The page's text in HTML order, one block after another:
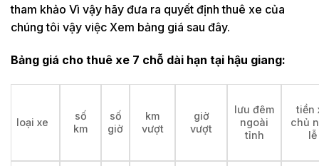
tham khảo Vì vậy hãy đưa ra quyết định thuê xe của
chúng tôi vậy việc Xem bảng giá sau đây.
Bảng giá cho thuê xe 7 chỗ dài hạn tại hậu giang:
loại xe
số
km
số
giờ
km
vượt
giờ
vượt
lưu đêm
ngoài
tỉnh
tiền
chủ
lễ